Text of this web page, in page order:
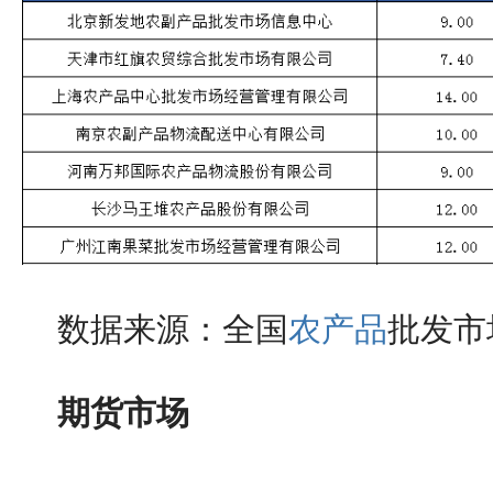
数据来源：全国农产品批发
期货市场